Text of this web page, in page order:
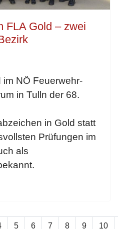
FLA Gold – zwei
NÖ Feuerwehr-
in Tulln der 68.
in Gold statt
Prüfungen im
als
5 6 7 8 9 10